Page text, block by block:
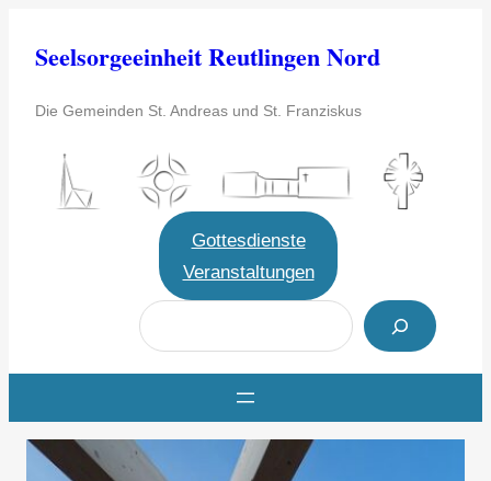
InhaltSeelsorgeeinheit Reutlingen Nord
Die Gemeinden St. Andreas und St. Franziskus
Gottesdienste
Veranstaltungen
S
u
c
e